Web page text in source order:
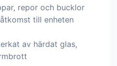
repor och bucklor
till enheten
av härdat glas,